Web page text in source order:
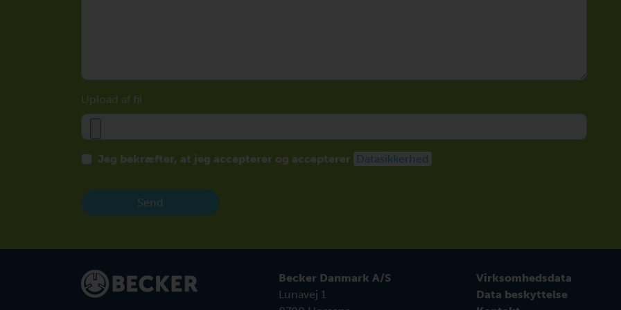
Upload af fil
Jeg bekræfter, at jeg accepterer og accepterer Datasikkerhed
Send
Becker Danmark A/S
Lunavej 1
Virksomhedsdata
Data beskyttelse